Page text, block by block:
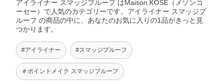
アイライナー スマッジプルーフ はMaison KOSÉ（メゾンコ
ーセー）で人気のカテゴリーです。アイライナー スマッジプ
ルーフ の商品の中に、あなたのお気に入りの1品がきっと見
つかります。
#アイライナー #スマッジプルーフ
＃ポイントメイク スマッジプルーフ